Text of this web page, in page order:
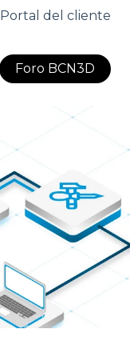
Portal del cliente
Foro BCN3D